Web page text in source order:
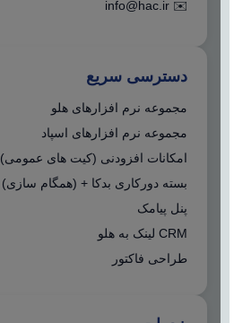
✉️
info@hac.ir
دسترسی سریع
مجموعه نرم افزارهای هلو
مجموعه نرم افزارهای اسپاد
امکانات افزودنی (کیت های عمومی)
بسته دورکاری بدکا + (همگام سازی)
پنل پیامک
CRM لینک به هلو
طراحی فاکتور